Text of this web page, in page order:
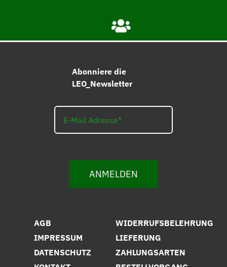
Abonniere die
LEO_Newsletter
ANMELDEN
AGB
IMPRESSUM
DATENSCHUTZ
WIDERRUFSBELEHRUNG
LIEFERUNG
ZAHLUNGSARTEN